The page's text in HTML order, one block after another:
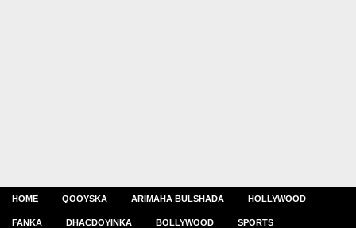
HOME QOOYSKA ARIMAHA BULSHADA HOLLYWOOD
FANKA DHACDOYINKA BOLLYWOOD SPORTS